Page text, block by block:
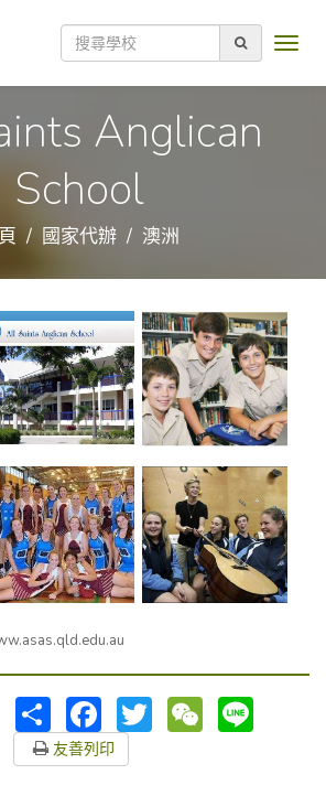
Anglican
School
國家代辦 澳洲
分
FacebookTwitter WeChat
友善列印